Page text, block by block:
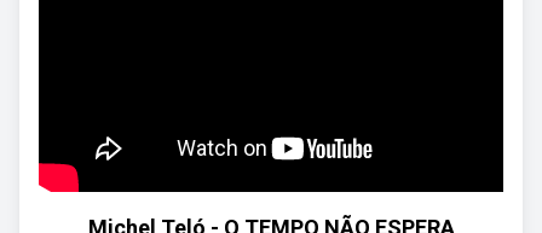
Michel Teló - O TEMPO NÃO ESPERA